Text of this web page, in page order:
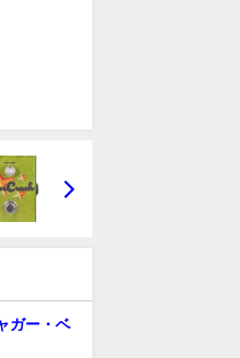
ガー・ベ